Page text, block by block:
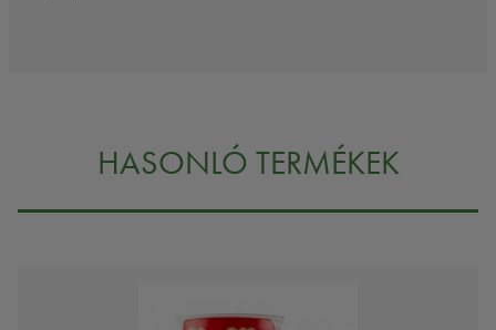
HASONLÓ TERMÉKEK